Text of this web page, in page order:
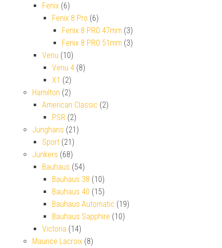
Fenix (6)
Fenix 8 Pro (6)
Fenix 8 PRO 47mm (3)
Fenix 8 PRO 51mm (3)
Venu (10)
Venu 4 (8)
X1 (2)
Hamilton (2)
American Classic (2)
PSR (2)
Junghans (21)
Sport (21)
Junkers (68)
Bauhaus (54)
Bauhaus 38 (10)
Bauhaus 40 (15)
Bauhaus Automatic (19)
Bauhaus Sapphire (10)
Victoria (14)
Maurice Lacroix (8)